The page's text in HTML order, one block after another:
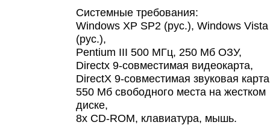
Системные требования:
Windows XP SP2 (рус.), Windows Vista
(рус.),
Pentium III 500 МГц, 250 Мб ОЗУ,
Directx 9-совместимая видеокарта,
DirectX 9-совместимая звуковая
550 Мб свободного места на жестком
диске,
8х CD-ROM, клавиатура, мышь.